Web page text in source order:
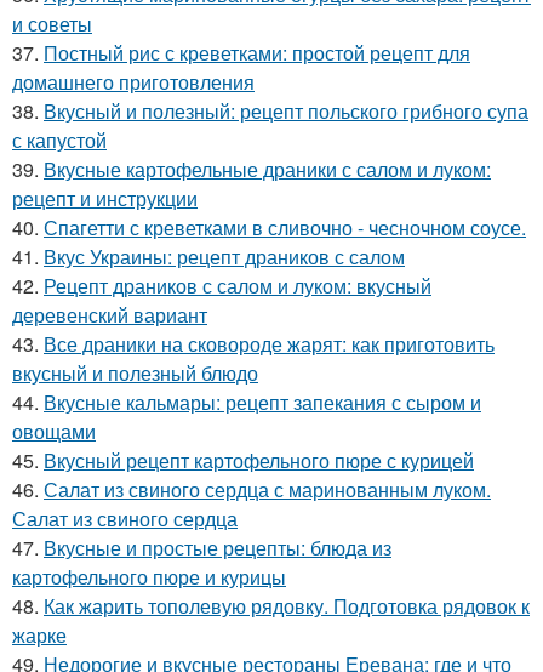
и советы
37. Постный рис с креветками: простой рецепт для
домашнего приготовления
38. Вкусный и полезный: рецепт польского грибного супа
с капустой
39. Вкусные картофельные драники с салом и луком:
рецепт и инструкции
40. Спагетти с креветками в сливочно - чесночном соусе.
41. Вкус Украины: рецепт драников с салом
42. Рецепт драников с салом и луком: вкусный
деревенский вариант
43. Все драники на сковороде жарят: как приготовить
вкусный и полезный блюдо
44. Вкусные кальмары: рецепт запекания с сыром и
овощами
45. Вкусный рецепт картофельного пюре с курицей
46. Салат из свиного сердца с маринованным луком.
Салат из свиного сердца
47. Вкусные и простые рецепты: блюда из
картофельного пюре и курицы
48. Как жарить тополевую рядовку. Подготовка рядовок к
жарке
49. Недорогие и вкусные рестораны Еревана: где и что